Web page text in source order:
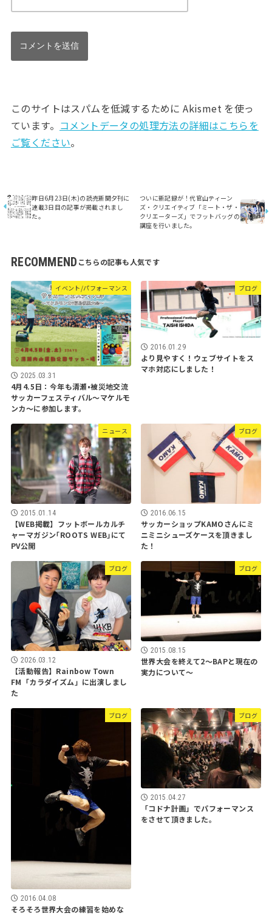
このサイトはスパムを低減するために Akismet を使っ
ています。 コメントデータの処理方法の詳細はこちらを
ご覧ください。
昨日6月23日(木)の読売新聞夕刊に
連載3日目の記事が掲載されまし
た。
ついに新記録が！代官山ティーン
ズ・クリエイティブ「ミート・ザ・
クリエーターズ」でフットバッグの
講座を行いました。
RECOMMEND
イベント/パフォーマンス
2025.03.31
4月4.5日：今年も清瀬•被災地交流
サッカーフェスティバル〜マケルモ
ンカ〜に参加します。
ブログ
2016.01.29
より見やすく！ウェブサイトをス
マホ対応にしました！
ニュース
2015.01.14
【WEB掲載】フットボールカルチ
ャーマガジン｢ROOTS WEB｣にて
PV公開
ブログ
2016.06.15
サッカーショップKAMOさんにミ
ニミニシューズケースを頂きまし
た！
ブログ
2026.03.12
【活動報告】Rainbow Town
FM「カラダイズム」に出演しまし
た
ブログ
2015.08.15
世界大会を終えて2〜BAPと現在の
実力について〜
ブログ
2016.04.08
そろそろ世界大会の練習を始めな
ブログ
2015.04.27
「コドナ計画」でパフォーマンス
をさせて頂きました。